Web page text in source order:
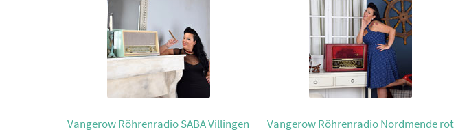
Vangerow Röhrenradio SABA Villingen
Vangerow Röhrenradio Nordmende rot